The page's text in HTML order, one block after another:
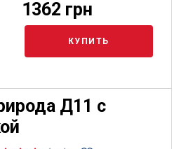
1362 грн
КУПИТЬ
Д11 с